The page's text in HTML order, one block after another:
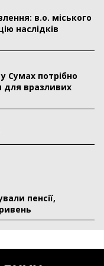
в.о. міського
наслідків
Сумах потрібно
для вразливих
пенсії,